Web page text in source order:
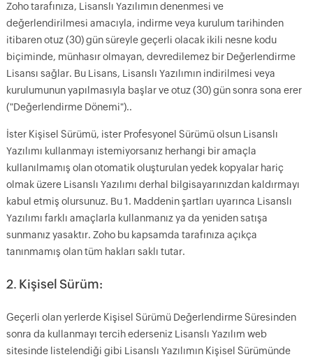
Zoho tarafınıza, Lisanslı Yazılımın denenmesi ve
değerlendirilmesi amacıyla, indirme veya kurulum tarihinden
itibaren otuz (30) gün süreyle geçerli olacak ikili nesne kodu
biçiminde, münhasır olmayan, devredilemez bir Değerlendirme
Lisansı sağlar. Bu Lisans, Lisanslı Yazılımın indirilmesi veya
kurulumunun yapılmasıyla başlar ve otuz (30) gün sonra sona erer
("Değerlendirme Dönemi")..
İster Kişisel Sürümü, ister Profesyonel Sürümü olsun Lisanslı
Yazılımı kullanmayı istemiyorsanız herhangi bir amaçla
kullanılmamış olan otomatik oluşturulan yedek kopyalar hariç
olmak üzere Lisanslı Yazılımı derhal bilgisayarınızdan kaldırmayı
kabul etmiş olursunuz. Bu 1. Maddenin şartları uyarınca Lisanslı
Yazılımı farklı amaçlarla kullanmanız ya da yeniden satışa
sunmanız yasaktır. Zoho bu kapsamda tarafınıza açıkça
tanınmamış olan tüm hakları saklı tutar.
2. Kişisel Sürüm:
Geçerli olan yerlerde Kişisel Sürümü Değerlendirme Süresinden
sonra da kullanmayı tercih ederseniz Lisanslı Yazılım web
sitesinde listelendiği gibi Lisanslı Yazılımın Kişisel Sürümünde